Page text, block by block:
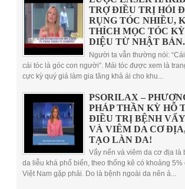
TRỢ ĐIỀU TRỊ HÓI
RỤNG TÓC NHIỀU,
THÍCH MỌC TÓC KỲ
DIỆU TỪ NHẬT BẢN.
Người ta vẫn thường nói:
cái tóc là góc con người”. Mái tóc được xem là
cực kỳ quý giá làm gia tăng khả ái cho khu...
PSORILAX –
PHÁP THẦN KỲ HỖ
ĐIỀU TRỊ BỆNH
VÀ VIÊM DA CƠ
TẠO LÀN DA!
Vẩy nến và viêm da cơ địa là
da liễu khá phổ biến, theo thống kê có khoảng 5%
Việt Nam gặp phải. Do là bệnh ngoài da nên ả...